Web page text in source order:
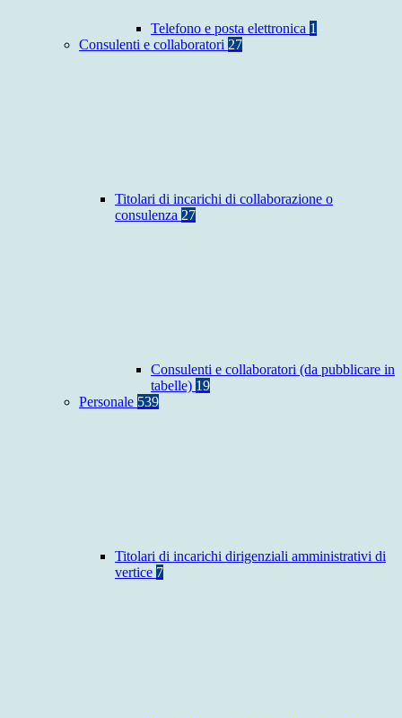
Telefono e posta elettronica 1
Consulenti e collaboratori 27
Titolari di incarichi di collaborazione o
consulenza 27
Consulenti e collaboratori (da pubblicare in
tabelle) 19
Personale 539
Titolari di incarichi dirigenziali amministrativi di
vertice 7